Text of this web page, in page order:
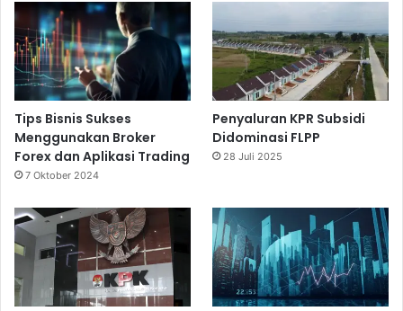
Tips Bisnis Sukses
Menggunakan Broker
Forex dan Aplikasi Trading
7 Oktober 2024
Penyaluran KPR Subsidi
Didominasi FLPP
28 Juli 2025